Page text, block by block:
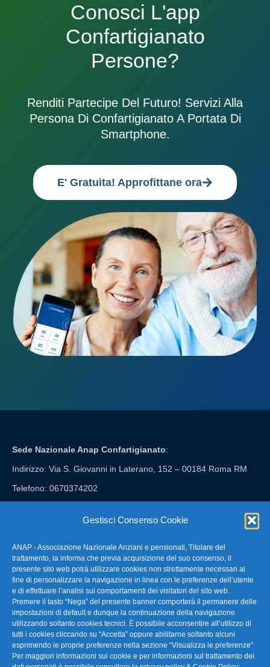
Gestisci Consenso Cookie
ANAP - Associazione Nazionale Anziani e pensionati, Titolare del
trattamento, la informa che previa acquisizione del suo consenso, il
presente sito web potrà utilizzare cookies non strettamente necessari al
fine di personalizzare la navigazione in linea con le preferenze dell’utente
e di effettuare l’analisi sui comportamenti dei visitatori del sito web.
Premere il tasto “Nega” del presente banner comporterà il permanere delle
impostazioni di default e dunque la continuazione della navigazione
utilizzando soltanto cookies tecnici. È possibile acconsentire all’utilizzo di
tutti i cookies cliccando su “Accetta” oppure abilitarne soltanto alcuni
esprimendo le proprie preferenze nella sezione “Visualizza le preferenze”
Per maggiori informazioni sui cookie e per informazioni sul trattamento dei
Conosci L'app
Confartigianato
Persone?
Renditi Partecipe Del Futuro! Servizi Alla
Persona Di Confartigianato A Portata Di
Smartphone.
E' Gratuita! Approfittane ora
Sede Nazionale Anap Confartigianato:
Indirizzo: Via S. Giovanni in Laterano, 152 – 00184 Roma RM
Telefono: 0670374202
FAQ – Domande Frequenti
La nostra Newsletter
Link Utili
TG Confartigianato